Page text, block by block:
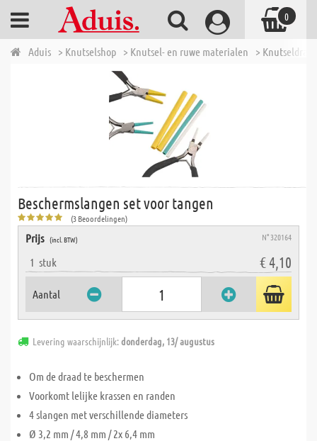
Aduis > Knutselshop > Knutsel- en ruwe materialen >
Beschermslangen set voor tangen
(3 Beoordelingen)
Prijs (incl. BTW) N° 320164
1 stuk € 4,10
Aantal
Levering waarschijnlijk:donderdag, 13/ augustus
Om de draad te beschermen
Voorkomt lelijke krassen en randen
4 slangen met verschillende diameters
Ø 3,2 mm / 4,8 mm / 2x 6,4 mm
0